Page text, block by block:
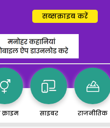
सब्सक्राइब करें
साइबर राजनीतिक